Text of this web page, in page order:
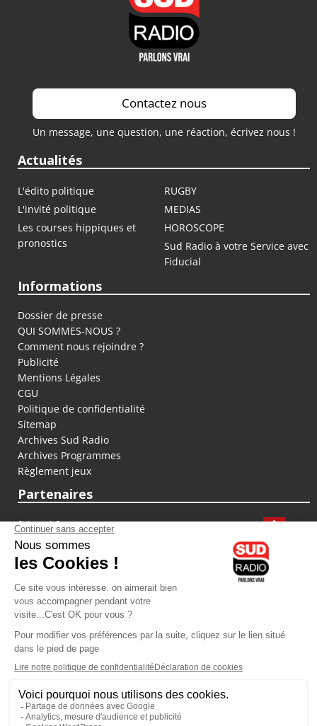
Contactez nous
Un message, une question, une réaction, écrivez nous !
Actualités
L'édito politique
RUGBY
L'invité politique
MEDIAS
Les courses hippiques et
pronostics
HOROSCOPE
Sud Radio à votre Service avec
Fiducial
Informations
Dossier de presse
QUI SOMMES-NOUS ?
Comment nous rejoindre ?
Publicité
Mentions Légales
CGU
Politique de confidentialité
Sitemap
Archives Sud Radio
Archives Programmes
Règlement jeux
Partenaires
fiducial.fr
lyoncapitale.fr
olympique-et-lyonnais.com
L'application Iphone / Android
Téléchargez l'application
Les cookies
Gestion des cookies